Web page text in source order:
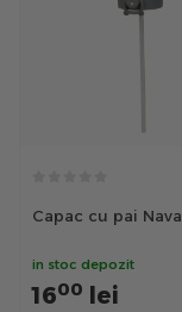
Capac cu pai Nava
in stoc depozit
1600 lei